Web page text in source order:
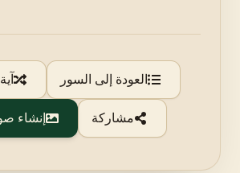
العودة إلى السور
مشاركة إنشاء